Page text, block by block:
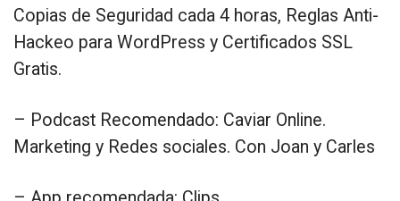
Copias de Seguridad cada 4 horas, Reglas Anti-
Hackeo para WordPress y Certificados SSL
Gratis.
– Podcast Recomendado: Caviar Online.
Marketing y Redes sociales. Con Joan y Carles